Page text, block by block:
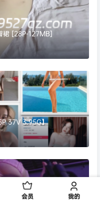
裙 [28P-127MB]
37V 3.95G】
会员 我的